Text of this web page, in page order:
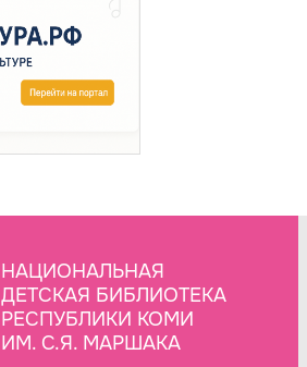
НАЦИОНАЛЬНАЯ
ДЕТСКАЯ БИБЛИОТЕКА
РЕСПУБЛИКИ КОМИ
ИМ. С.Я. МАРШАКА